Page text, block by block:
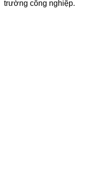
trường công nghiệp.